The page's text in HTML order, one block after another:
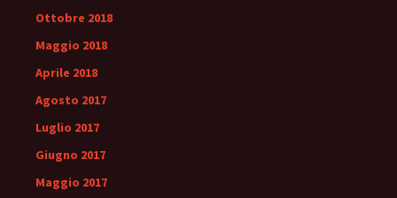
Ottobre 2018
Maggio 2018
Aprile 2018
Agosto 2017
Luglio 2017
Giugno 2017
Maggio 2017